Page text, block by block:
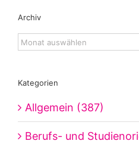
Archiv
Archiv
Kategorien
Allgemein (387)
Berufs- und